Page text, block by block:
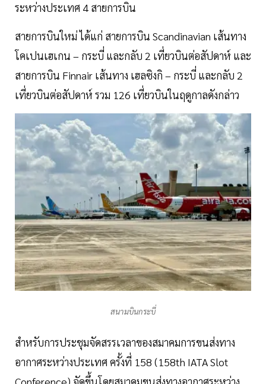
ระหว่างประเทศ 4 สายการบิน
สายการบินใหม่ ได้แก่ สายการบิน Scandinavian เส้นทาง
โคเปนเฮเกน – กระบี่ และกลับ 2 เที่ยวบินต่อสัปดาห์ และ
สายการบิน Finnair เส้นทาง เฮลซิงกิ – กระบี่ และกลับ 2
เที่ยวบินต่อสัปดาห์ รวม 126 เที่ยวบินในฤดูกาลดังกล่าว
สนามบินกระบี่
สำหรับการประชุมจัดสรรเวลาของสมาคมการขนส่งทาง
อากาศระหว่างประเทศ ครั้งที่ 158 (158th IATA Slot
Conference) จัดขึ้นโดยสมาคมขนส่งทางอากาศระหว่าง